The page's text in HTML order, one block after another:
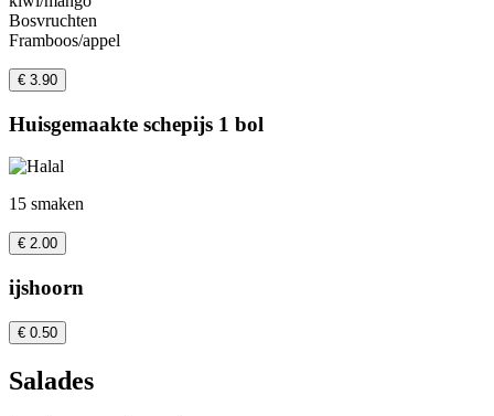
Bosvruchten
Framboos/appel
€ 3.90
Huisgemaakte schepijs 1 bol
15 smaken
€ 2.00
ijshoorn
€ 0.50
Salades